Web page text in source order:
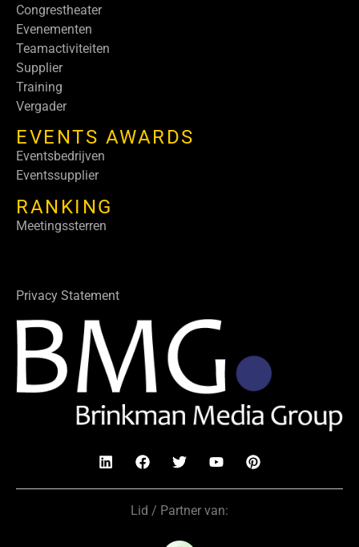
Congrestheater
Evenementen
Teamactiviteiten
Supplier
Training
Vergader
EVENTS AWARDS
Eventsbedrijven
Eventssupplier
RANKING
Meetingssterren
Privacy Statement
Lid / Partner van: